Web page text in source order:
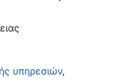
υπηρεσιών,